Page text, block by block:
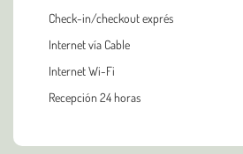
Check-in/checkout exprés
Internet vía Cable
Internet Wi-Fi
Recepción 24 horas